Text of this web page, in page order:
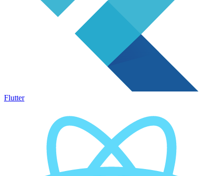
Flutter